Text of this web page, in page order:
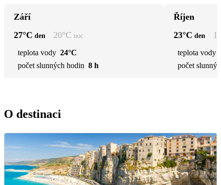
Září
27°C den 20°C noc
teplota vody 24°C
počet slunných hodin 8 h
Říjen
23°C den
teplota vody
počet
O destinaci